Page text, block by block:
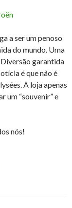
a ser um penoso
do mundo. Uma
garantida
é que não é
A loja apenas
um “souvenir” e
nós!